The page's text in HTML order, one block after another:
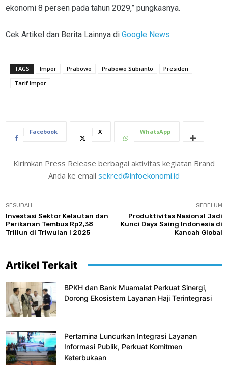
ekonomi 8 persen pada tahun 2029,” pungkasnya.
Cek Artikel dan Berita Lainnya di Google News
TAGS Impor Prabowo Prabowo Subianto
Presiden
Tarif Impor
Facebook X WhatsApp
Kirimkan Press Release berbagai aktivitas kegiatan Brand
Anda ke email sekred@infoekonomi.id
SESUDAH
Investasi Sektor Kelautan dan
Perikanan Tembus Rp2,38
Triliun di Triwulan I 2025
SEBELUM
Produktivitas Nasional Jadi
Kunci Daya Saing Indonesia di
Kancah Global
Artikel Terkait
BPKH dan Bank Muamalat Perkuat Sinergi,
Dorong Ekosistem Layanan Haji Terintegrasi
Pertamina Luncurkan Integrasi Layanan
Informasi Publik, Perkuat Komitmen
Keterbukaan